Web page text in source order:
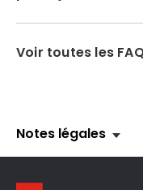
Voir toutes les
Notes légales